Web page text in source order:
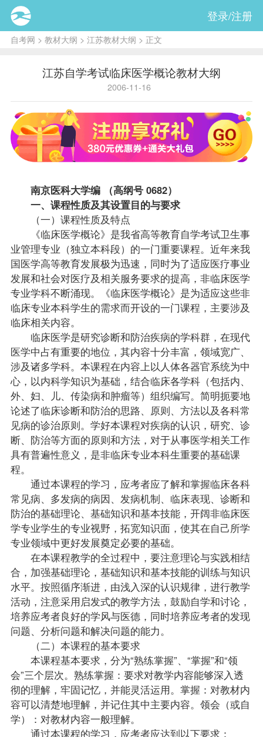
登录/注册
自考网 > 教材大纲 > 江苏教材大纲 > 正文
江苏自学考试临床医学概论教材大纲
2006-11-16
南京医科大学编 （高纲号 0682）
一、 课程性质及其设置目的与要求
（一）课程性质及特点
《临床医学概论》是我省高等教育自学考试卫生事
业管理专业（独立本科段）的一门重要课程。近年来我
国医学高等教育发展极为迅速，同时为了适应医疗事业
发展和社会对医疗及相关服务要求的提高，非临床医学
专业学科不断涌现。《临床医学概论》是为适应这些非
临床专业本科学生的需求而开设的一门课程，主要涉及
临床相关内容。
临床医学是研究诊断和防治疾病的学科群，在现代
医学中占有重要的地位，其内容十分丰富，领域宽广、
涉及诸多学科。本课程在内容上以人体各器官系统为中
心，以内科学知识为基础，结合临床各学科（包括内、
外、妇、儿、传染病和肿瘤等）组织编写。简明扼要地
论述了临床诊断和防治的思路、原则、方法以及各科常
见病的诊治原则。学好本课程对疾病的认识，研究、诊
断、防治等方面的原则和方法，对于从事医学相关工作
具有普遍性意义，是非临床专业本科生重要的基础课
程。
通过本课程的学习，应考者应了解和掌握临床各科
常见病、多发病的病因、发病机制、临床表现、诊断和
防治的基础理论、基础知识和基本技能，开阔非临床医
学专业学生的专业视野，拓宽知识面，使其在自己所学
专业领域中更好发展奠定必要的基础。
在本课程教学的全过程中，要注意理论与实践相结
合，加强基础理论，基础知识和基本技能的训练与知识
水平。按照循序渐进，由浅入深的认识规律，进行教学
活动，注意采用启发式的教学方法，鼓励自学和讨论，
培养应考者良好的学风与医德，同时培养应考者的发现
问题、分析问题和解决问题的能力。
（二）本课程的基本要求
本课程基本要求，分为“熟练掌握”、“掌握”和“领
会”三个层次。熟练掌握：要求对教学内容能够深入透
彻的理解，牢固记忆，并能灵活运用。掌握：对教材内
容可以清楚地理解，并记住其中主要内容。领会（或自
学）：对教材内容一般理解。
通过本课程的学习，应考者应达到以下要求：